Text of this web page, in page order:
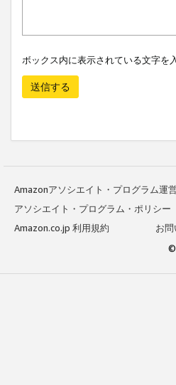
ボックス内に表示されている文字を
送信する
Amazonアソシエイト・プログラム運
アソシエイト・プログラム・ポリシー
Amazon.co.jp 利用規約
お
©